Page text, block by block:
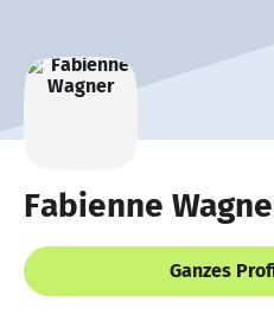
Fabienne
Ganzes